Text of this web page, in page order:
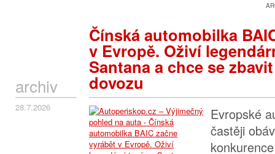
Čínská automobilka
v Evropě. Oživí
Santana a chce se
dovozu
archiv
28.7.2026
Evropské
častěji